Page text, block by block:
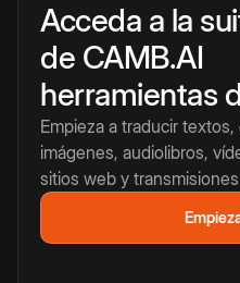
Acceda a la
de CAMB.AI
herramientas
Empieza a traducir
imágenes, audiolibros,
sitios web y